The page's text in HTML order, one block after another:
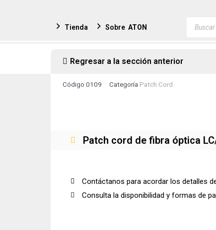
Tienda SobreATON
de
Regresar a la sección anterior
Código 0109 Categoría Patch Cord
Patch cord de fibra óptica
Contáctanos para acordar los detalles
Consulta la disponibilidad y formas de